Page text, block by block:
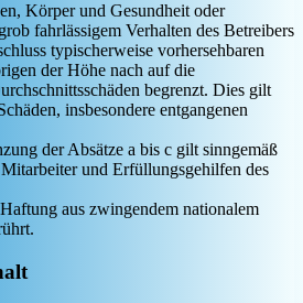
Körper und Gesundheit oder
fahrlässigem Verhalten des Betreibers
typischerweise vorhersehbaren
der Höhe nach auf die
begrenzt. Dies gilt
insbesondere entgangenen
der Absätze a bis c gilt sinngemäß
und Erfüllungsgehilfen des
aus zwingendem nationalem